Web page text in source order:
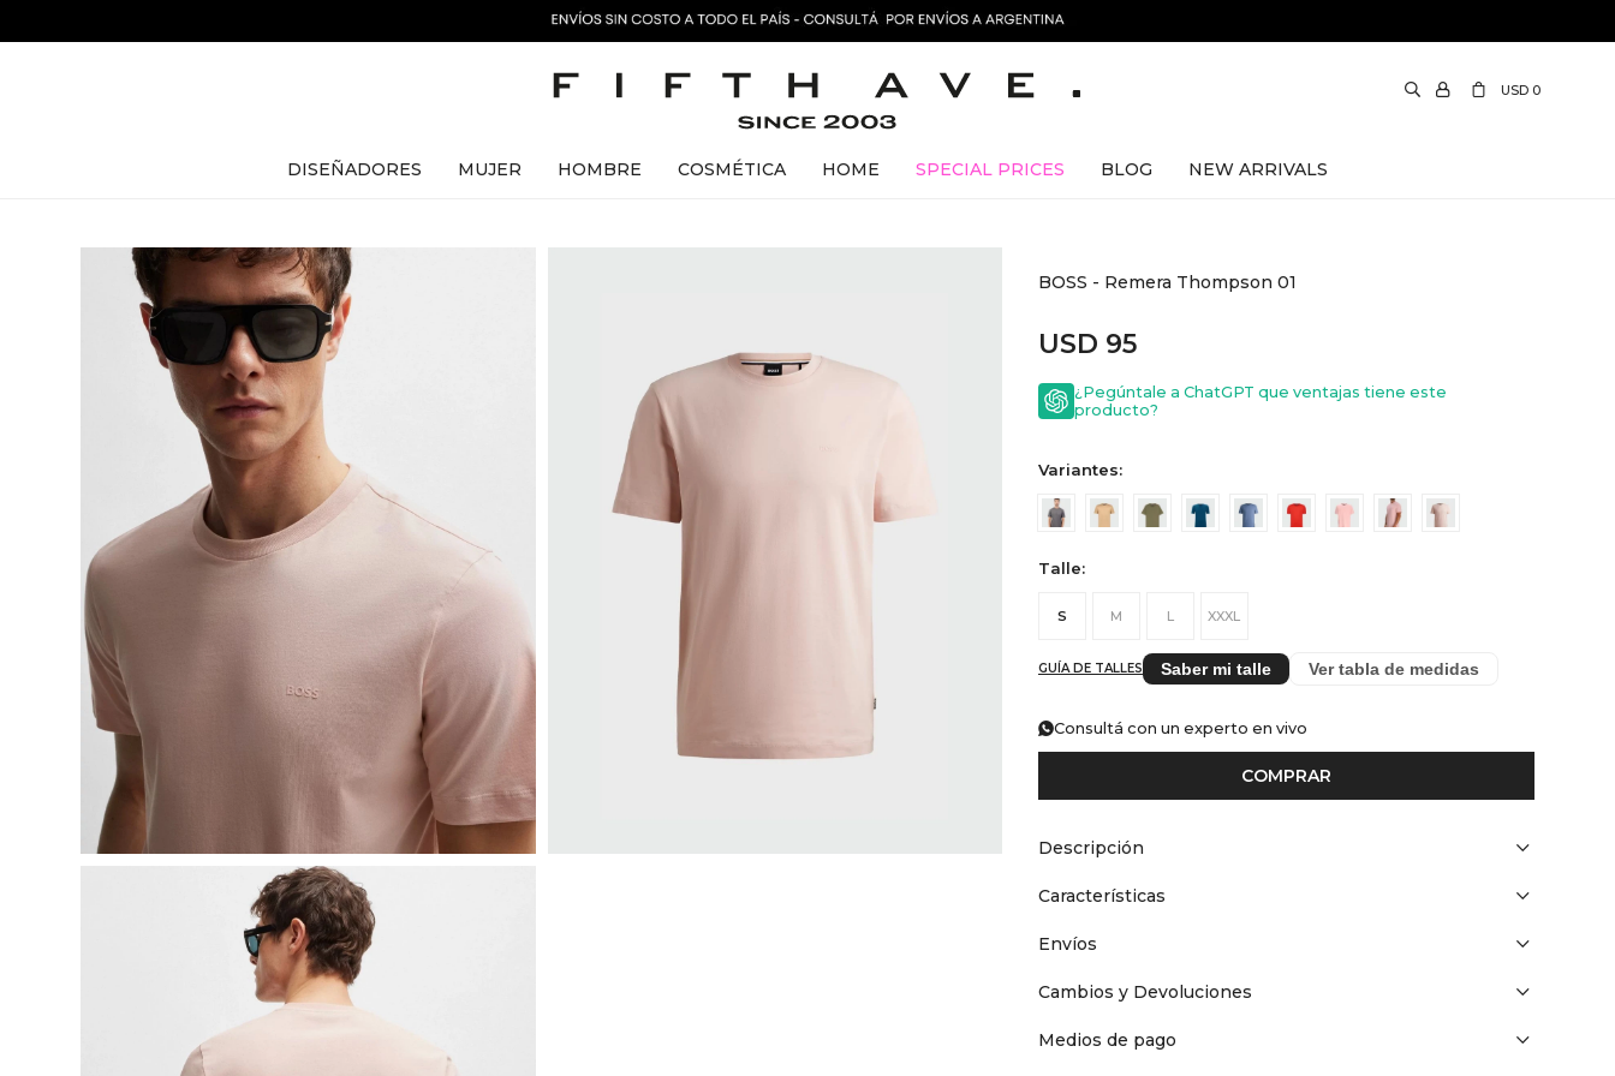
DISEÑADORES MUJER HOMBRE COSMÉTICA HOME SPECIAL PRICES BLOG NEW ARRIVALS
USD 0
BOSS - Remera Thompson 01
USD 95
¿Pegúntale a ChatGPT que ventajas tiene este
producto?
Variantes:
Talle:
S M L XXXL
GUÍA DE TALLES Saber mi talle Ver tabla de medidas
Consultá con un experto en vivo
COMPRAR
Descripción
Características
Envíos
Cambios y Devoluciones
Medios de pago